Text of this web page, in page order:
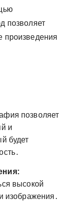
позволяет
произведения
позволяет
и
будет
высокой
изображения․